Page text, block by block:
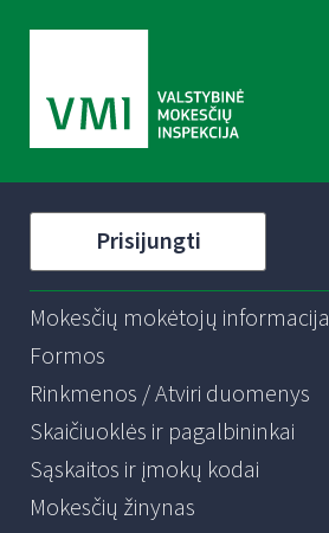
Prisijungti
Mokesčių mokėtojų informacija
Formos
Rinkmenos / Atviri duomenys
Skaičiuoklės ir pagalbininkai
Sąskaitos ir įmokų kodai
Mokesčių žinynas